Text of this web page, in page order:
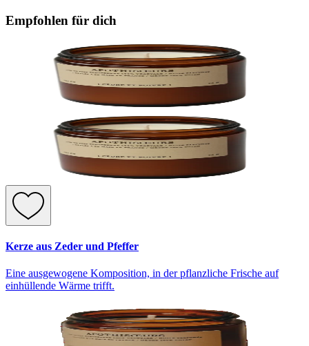
Empfohlen für dich
Kerze aus Zeder und Pfeffer
Eine ausgewogene Komposition, in der pflanzliche Frische auf
einhüllende Wärme trifft.